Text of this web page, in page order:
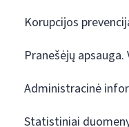
Korupcijos
Pranešėjų apsauga.
Administracinė
Statistiniai